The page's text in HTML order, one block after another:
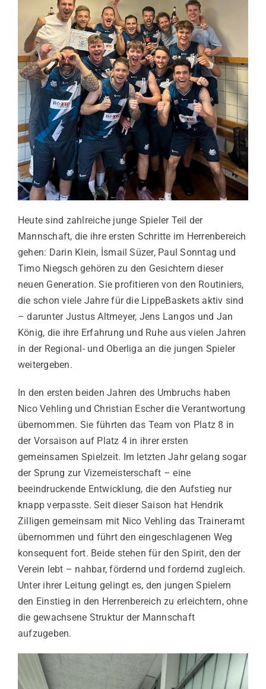
Heute sind zahlreiche junge Spieler Teil der
Mannschaft, die ihre ersten Schritte im Herrenbereich
gehen: Darin Klein, İsmail Süzer, Paul Sonntag und
Timo Niegsch gehören zu den Gesichtern dieser
neuen Generation. Sie profitieren von den Routiniers,
die schon viele Jahre für die LippeBaskets aktiv sind
– darunter Justus Altmeyer, Jens Langos und Jan
König, die ihre Erfahrung und Ruhe aus vielen Jahren
in der Regional- und Oberliga an die jungen Spieler
weitergeben.
In den ersten beiden Jahren des Umbruchs haben
Nico Vehling und Christian Escher die Verantwortung
übernommen. Sie führten das Team von Platz 8 in
der Vorsaison auf Platz 4 in ihrer ersten
gemeinsamen Spielzeit. Im letzten Jahr gelang sogar
der Sprung zur Vizemeisterschaft – eine
beeindruckende Entwicklung, die den Aufstieg nur
knapp verpasste. Seit dieser Saison hat Hendrik
Zilligen gemeinsam mit Nico Vehling das Traineramt
übernommen und führt den eingeschlagenen Weg
konsequent fort. Beide stehen für den Spirit, den der
Verein lebt – nahbar, fördernd und fordernd zugleich.
Unter ihrer Leitung gelingt es, den jungen Spielern
den Einstieg in den Herrenbereich zu erleichtern, ohne
die gewachsene Struktur der Mannschaft
aufzugeben.